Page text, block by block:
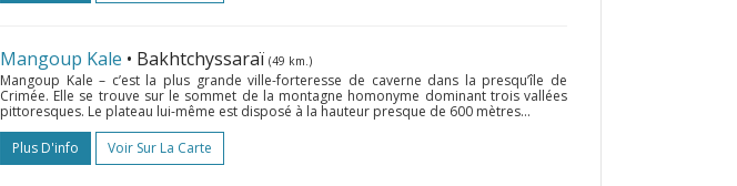
Mangoup Kale • Bakhtchyssaraï (49 km.)
Mangoup Kale – c’est la plus grande ville-forteresse de caverne dans la presqu’île de
Crimée. Elle se trouve sur le sommet de la montagne homonyme dominant trois vallées
pittoresques. Le plateau lui-même est disposé à la hauteur presque de 600 mètres...
Plus D'info
Voir Sur La Carte